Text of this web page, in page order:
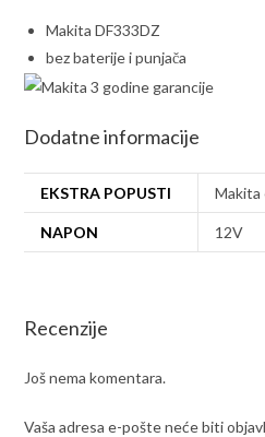
Makita DF333DZ
bez baterije i punjača
Dodatne informacije
EKSTRA POPUSTI Makita
NAPON 12V
Recenzije
Još nema komentara.
Vaša adresa e-pošte neće biti